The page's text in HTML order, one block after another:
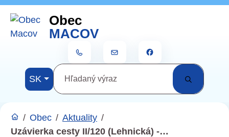
Rovno na obsah
Obec
MACOV
+421 911 420 201ocumacov@gmail.com
SK SlovenskyHľadaný výraz
/ Obec / Aktuality /
Uzávierka cesty II/120 (Lehnická) -…